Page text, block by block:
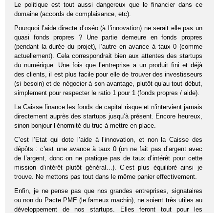
Le politique est tout aussi dangereux que le financier dans ce
domaine (accords de complaisance, etc).
Pourquoi l’aide directe d’oséo (à l’innovation) ne serait elle pas un
quasi fonds propres ? Une partie demeure en fonds propres
(pendant la durée du projet), l’autre en avance à taux 0 (comme
actuellement). Cela correspondrait bien aux attentes des startups
du numérique. Une fois que l’entreprise a un produit fini et déjà
des clients, il est plus facile pour elle de trouver des investisseurs
(si besoin) et de négocier à son avantage, plutôt qu’au tout début,
simplement pour respecter le ratio 1 pour 1 (fonds propres / aide).
La Caisse finance les fonds de capital risque et n’intervient jamais
directement auprès des startups jusqu’à présent. Encore heureux,
sinon bonjour l’énormité du truc à mettre en place.
C’est l’Etat qui dote l’aide à l’innovation, et non la Caisse des
dépôts : c’est une avance à taux 0 (on ne fait pas d’argent avec
de l’argent, donc on ne pratique pas de taux d’intérêt pour cette
mission d’intérêt plutôt général…). C’est plus équilibré ainsi je
trouve. Ne mettons pas tout dans le même panier effectivement.
Enfin, je ne pense pas que nos grandes entreprises, signataires
ou non du Pacte PME (le fameux machin), ne soient très utiles au
développement de nos startups. Elles feront tout pour les